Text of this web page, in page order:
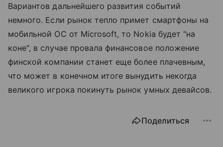
Вариантов дальнейшего развития событий
немного. Если рынок тепло примет смартфоны на
мобильной ОС от Microsoft, то Nokia будет "на
коне", в случае провала финансовое положение
финской компании станет еще более плачевным,
что может в конечном итоге вынудить некогда
великого игрока покинуть рынок умных девайсов.
Поделиться